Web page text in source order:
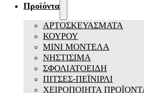
Προϊόντα
ΑΡΤΟΣΚΕΥΑΣΜΑΤΑ
ΚΟΥΡΟΥ
ΜΙΝΙ ΜΟΝΤΕΛΑ
ΝΗΣΤΙΣΙΜΑ
ΣΦΟΛΙΑΤΟΕΙΔΗ
ΠΙΤΣΕΣ-ΠΕΪΝΙΡΛΙ
ΧΕΙΡΟΠΟΙΗΤΑ